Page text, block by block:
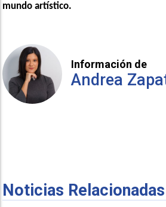
mundo artístico.
Información de
Andrea
Noticias Relacionadas